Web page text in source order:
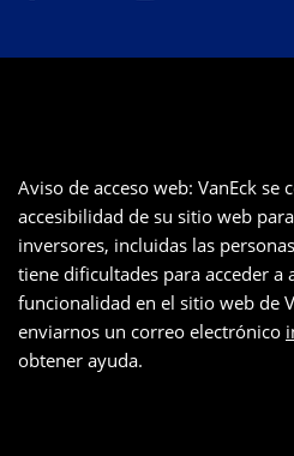
Aviso de acceso web: VanEck
accesibilidad de su sitio web
inversores, incluidas las
tiene dificultades para acceder a
funcionalidad en el sitio web de
enviarnos un correo electrónico
obtener ayuda.